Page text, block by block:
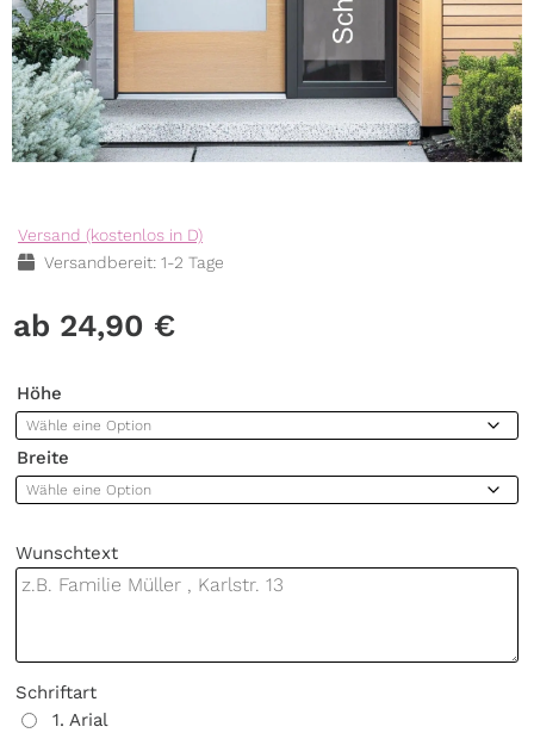
Versand (kostenlos in D)
Versandbereit: 1-2 Tage
24,90 €
Höhe
Breite
Wunschtext
Schriftart
1. Arial